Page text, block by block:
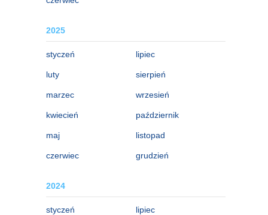
2025
styczeń
luty
marzec
kwiecień
maj
czerwiec
lipiec
sierpień
wrzesień
październik
listopad
grudzień
2024
styczeń lipiec